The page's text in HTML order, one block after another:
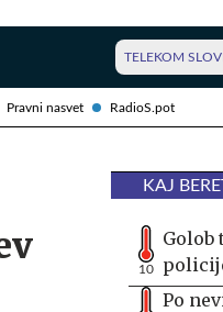
Pravni nasvet RadioS.pot
TELEKOM
KAJ
10
Golob
Po